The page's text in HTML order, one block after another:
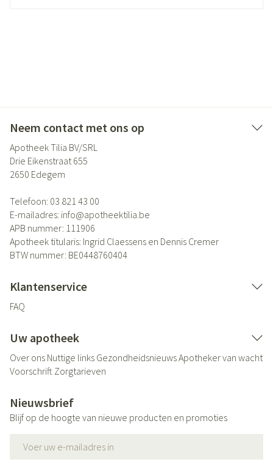
Neem contact met ons op
Apotheek Tilia BV/SRL
Drie Eikenstraat 655
2650 Edegem
Telefoon: 03 821 43 00
E-mailadres: info@apotheektilia.be
APB nummer: 111906
Apotheek titularis: Ingrid Claessens en Dennis Cremer
BTW nummer: BE0448760404
Klantenservice
FAQ
Uw apotheek
Over ons Nuttige links GezondheidsnieuwsApotheker van wacht
Voorschrift Zorgtarieven
Nieuwsbrief
Blijf op de hoogte van nieuwe producten en promoties